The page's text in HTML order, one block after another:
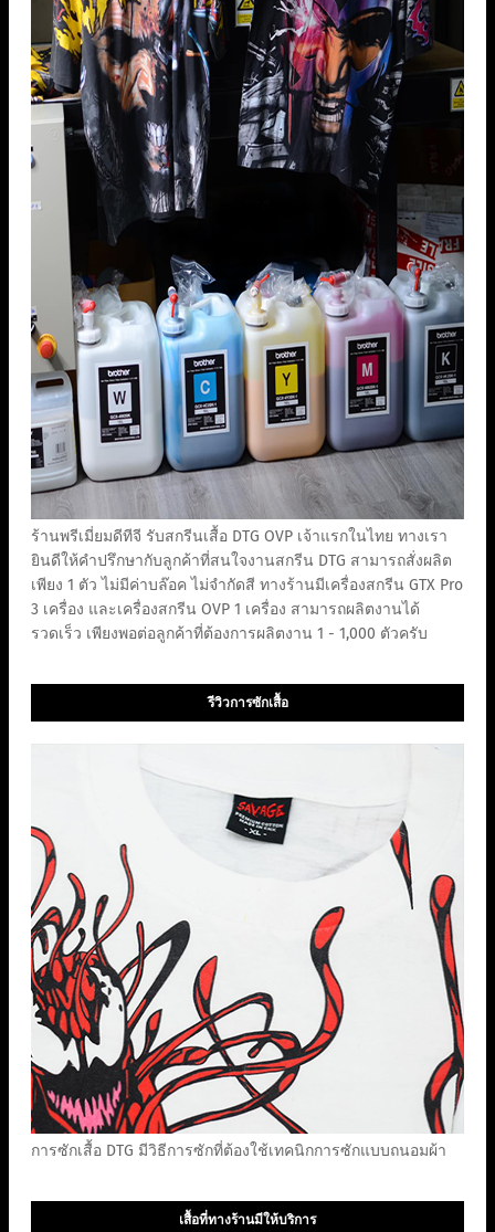
ร้านพรีเมี่ยมดีทีจี รับสกรีนเสื้อ DTG OVP เจ้าแรกในไทย ทางเรา
ยินดีให้คำปรึกษากับลูกค้าที่สนใจงานสกรีน DTG สามารถสั่งผลิต
เพียง 1 ตัว ไม่มีค่าบล๊อค ไม่จำกัดสี ทางร้านมีเครื่องสกรีน GTX Pro
3 เครื่อง และเครื่องสกรีน OVP 1 เครื่อง สามารถผลิตงานได้
รวดเร็ว เพียงพอต่อลูกค้าที่ต้องการผลิตงาน 1 - 1,000 ตัวครับ
รีวิวการซักเสื้อ
การซักเสื้อ DTG มีวิธีการซักที่ต้องใช้เทคนิกการซักแบบถนอมผ้า
เสื้อที่ทางร้านมีให้บริการ